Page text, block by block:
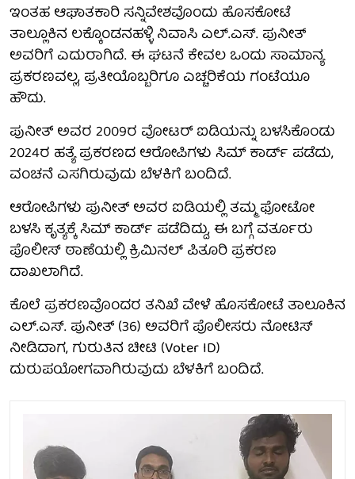
ಇಂತಹ ಆಘಾತಕಾರಿ ಸನ್ನಿವೇಶವೊಂದು ಹೊಸಕೋಟೆ
ತಾಲ್ಲೂಕಿನ ಲಕ್ಕೊಂಡನಹಳ್ಳಿ ನಿವಾಸಿ ಎಲ್.ಎಸ್. ಪುನೀತ್
ಅವರಿಗೆ ಎದುರಾಗಿದೆ. ಈ ಘಟನೆ ಕೇವಲ ಒಂದು ಸಾಮಾನ್ಯ
ಪ್ರಕರಣವಲ್ಲ, ಪ್ರತೀಯೊಬ್ಬರಿಗೂ ಎಚ್ಚರಿಕೆಯ ಗಂಟೆಯೂ
ಹೌದು.
ಪುನೀತ್ ಅವರ 2009ರ ವೋಟರ್ ಐಡಿಯನ್ನು ಬಳಸಿಕೊಂಡು
2024ರ ಹತ್ಯೆ ಪ್ರಕರಣದ ಆರೋಪಿಗಳು ಸಿಮ್ ಕಾರ್ಡ್ ಪಡೆದು,
ವಂಚನೆ ಎಸಗಿರುವುದು ಬೆಳಕಿಗೆ ಬಂದಿದೆ.
ಆರೋಪಿಗಳು ಪುನೀತ್ ಅವರ ಐಡಿಯಲ್ಲಿ ತಮ್ಮ ಫೋಟೋ
ಬಳಸಿ ಕೃತ್ಯಕ್ಕೆ ಸಿಮ್ ಕಾರ್ಡ್ ಪಡೆದಿದ್ದು, ಈ ಬಗ್ಗೆ ವರ್ತೂರು
ಪೊಲೀಸ್ ಠಾಣೆಯಲ್ಲಿ ಕ್ರಿಮಿನಲ್ ಪಿತೂರಿ ಪ್ರಕರಣ
ದಾಖಲಾಗಿದೆ.
ಕೊಲೆ ಪ್ರಕರಣವೊಂದರ ತನಿಖೆ ವೇಳೆ ಹೊಸಕೋಟೆ ತಾಲೂಕಿನ
ಎಲ್.ಎಸ್. ಪುನೀತ್ (36) ಅವರಿಗೆ ಪೊಲೀಸರು ನೋಟಿಸ್
ನೀಡಿದಾಗ, ಗುರುತಿನ ಚೀಟಿ (Voter ID)
ದುರುಪಯೋಗವಾಗಿರುವುದು ಬೆಳಕಿಗೆ ಬಂದಿದೆ.